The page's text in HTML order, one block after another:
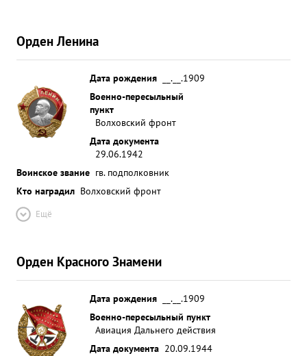
За отличное выполнение боевых заданий имеет 4
благодарности от высшего командования и
денежное вознаграждение от командования
дивизии. За отличное выполнение боевых
заданий командования и проявленные при этом
мужество и отвагу представляю к
правительственной награде. ...»
Орден Ленина
Дата рождения
__.__.1909
Военно-пересыльный
пункт
Волховский фронт
Дата документа
29.06.1942
Воинское звание гв. подполковник
Кто наградил Волховский фронт
Ещё
Орден Красного Знамени
Дата рождения
__.__.1909
Военно-пересыльный пункт
Авиация Дальнего действия
Дата документа 20.09.1944